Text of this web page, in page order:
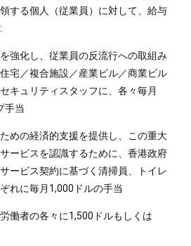
する個人（従業員）に対して、給与
強化し、従業員の反流行への取組み
宅／複合施設／産業ビル／商業ビル
キュリティスタッフに、各々毎月
手当
めの経済的支援を提供し、この重大
ービスを認識するために、香港政府
ービス契約に基づく清掃員、トイレ
れに毎月1,000ドルの手当
働者の各々に1,500ドルもしくは